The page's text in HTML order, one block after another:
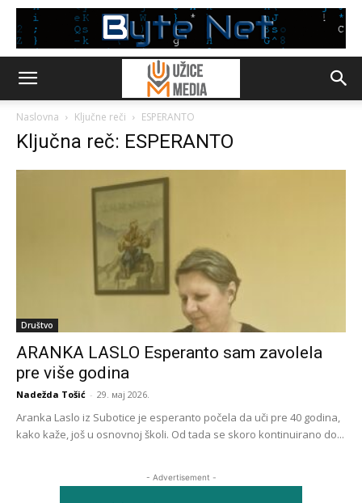
Naslovna Ključne reči ESPERANTO
Ključna reč: ESPERANTO
Društvo
ARANKA LASLO Esperanto sam zavolela
pre više godina
Nadežda Tošić - 29. мај 2026.
Aranka Laslo iz Subotice je esperanto počela da uči pre 40 godina,
kako kaže, još u osnovnoj školi. Od tada se skoro kontinuirano do...
- Advertisement -